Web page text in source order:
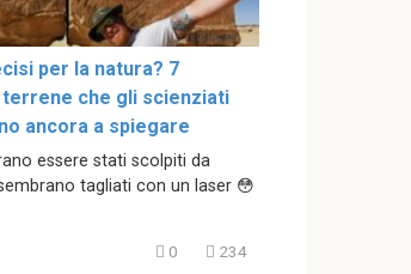
per la natura? 7
che gli scienziati
ancora a spiegare
essere stati scolpiti da
tagliati con un laser 😳
0 234